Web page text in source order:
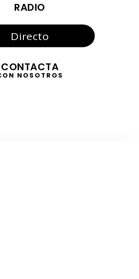
RADIO
Directo
CONTACTA
NOSOTROS